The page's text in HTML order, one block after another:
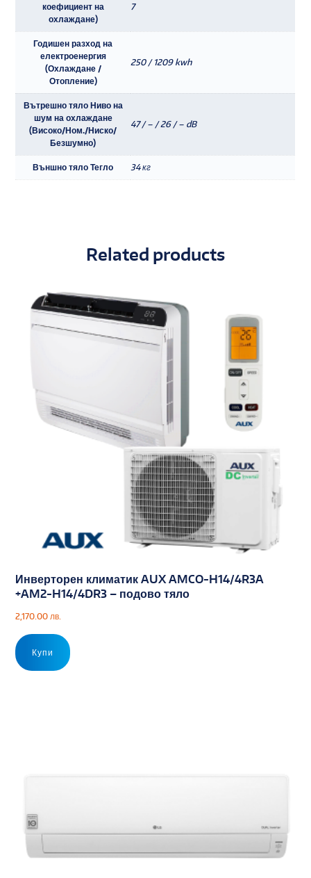
коефициент на
охлаждане)
7
Годишен разход на
електроенергия
(Охлаждане /
Отопление)
250 / 1209 kwh
Вътрешно тяло Ниво на
шум на охлаждане
(Високо/Ном./Ниско/
Безшумно)
47 / – / 26 / – dB
Външно тяло Тегло 34 кг
Related products
Инверторен климатик AUX AMCO-H14/4R3A
+AM2-H14/4DR3 – подово тяло
2,170.00 лв.
Купи